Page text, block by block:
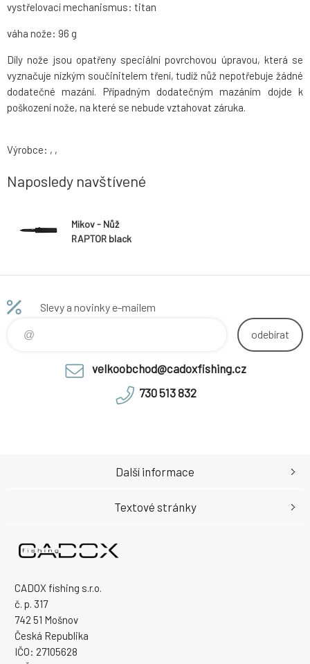
vystřelovací mechanismus: titan
váha nože: 96 g
Díly nože jsou opatřeny speciální povrchovou úpravou, která se
vyznačuje nízkým součinitelem tření, tudíž nůž nepotřebuje žádné
dodatečné mazání. Případným dodatečným mazáním dojde k
poškození nože, na které se nebude vztahovat záruka.
Výrobce: , ,
Naposledy navštívené
Mikov - Nůž
RAPTOR black
Slevy a novinky e-mailem
odebírat
velkoobchod@cadoxfishing.cz
730 513 832
CADOX fishing s.r.o.
č. p. 317
742 51 Mošnov
Česká Republika
IČO: 27105628
Další informace
Textové stránky